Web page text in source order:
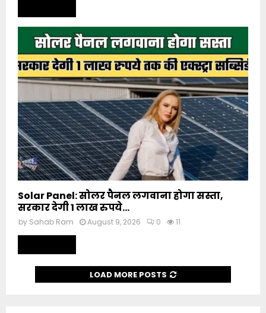
Solar Panel: सोलर पैनल लगवाना होगा सस्ता,
सरकार देगी 1 लाख रुपये...
by Sahab Ram August 9, 2026 0 11
LOAD MORE POSTS